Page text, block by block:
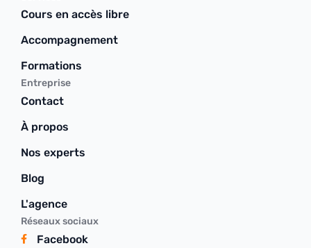
Cours en accès libre
Accompagnement
Formations
Entreprise
Contact
À propos
Nos experts
Blog
L'agence
Réseaux sociaux
Facebook